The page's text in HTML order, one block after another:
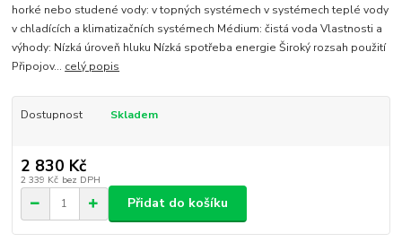
horké nebo studené vody: v topných systémech v systémech teplé vody
v chladících a klimatizačních systémech Médium: čistá voda Vlastnosti a
výhody: Nízká úroveň hluku Nízká spotřeba energie Široký rozsah použití
Připojov... celý popis
Dostupnost Skladem
2 830 Kč
2 339 Kč bez DPH
Přidat do košíku